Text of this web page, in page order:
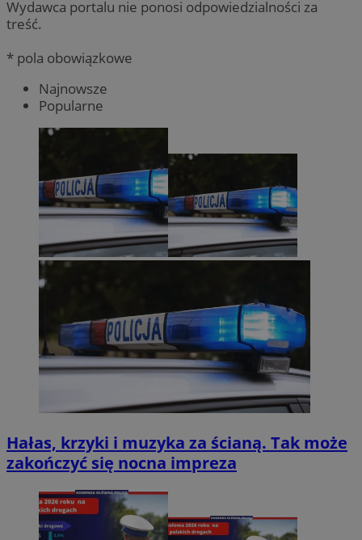
Wydawca portalu nie ponosi odpowiedzialności za
treść.
* pola obowiązkowe
Najnowsze
Popularne
Hałas, krzyki i muzyka za ścianą. Tak może
zakończyć się nocna impreza